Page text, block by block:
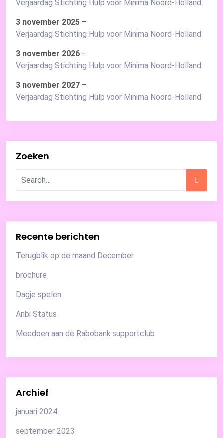
Verjaardag Stichting Hulp voor Minima Noord-Holland
3 november 2025 –
Verjaardag Stichting Hulp voor Minima Noord-Holland
3 november 2026 –
Verjaardag Stichting Hulp voor Minima Noord-Holland
3 november 2027 –
Verjaardag Stichting Hulp voor Minima Noord-Holland
Zoeken
Recente berichten
Terugblik op de maand December
brochure
Dagje spelen
Anbi Status
Meedoen aan de Rabobank supportclub
Archief
januari 2024
september 2023